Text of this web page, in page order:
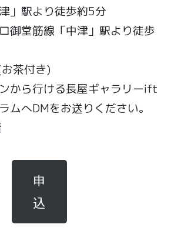
」駅より徒歩約5分
筋線「中津」駅より徒歩
茶付き)
から行ける長屋ギャラリーift
ムへDMをお送りください。
申
込